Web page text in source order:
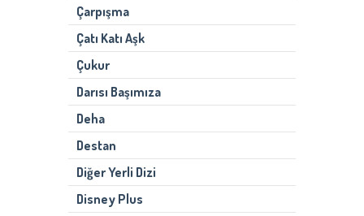
Çarpışma
Çatı Katı Aşk
Çukur
Darısı Başımıza
Deha
Destan
Diğer Yerli Dizi
Disney Plus